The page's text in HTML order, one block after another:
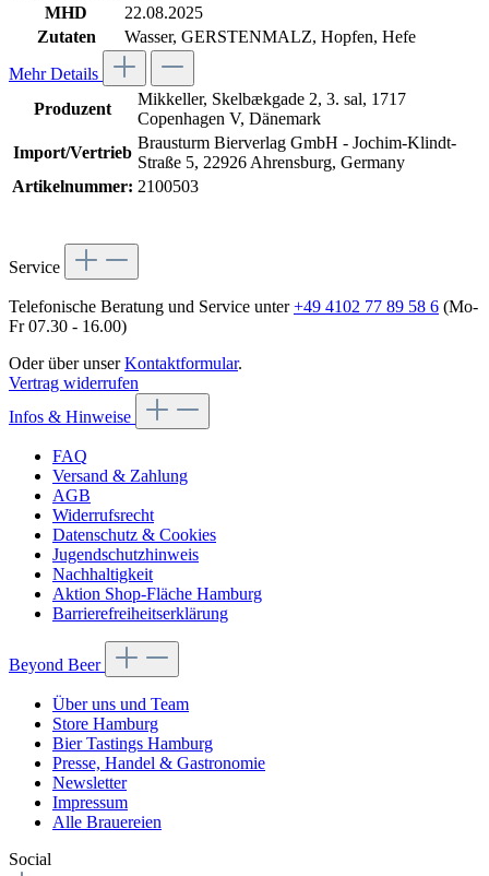
MHD
22.08.2025
Zutaten
Wasser, GERSTENMALZ, Hopfen, Hefe
Mehr Details
Produzent
Mikkeller, Skelbækgade 2, 3. sal, 1717
Copenhagen V, Dänemark
Import/Vertrieb
Brausturm Bierverlag GmbH - Jochim-Klindt-
Straße 5, 22926 Ahrensburg, Germany
Artikelnummer: 2100503
Service
Telefonische Beratung und Service unter+49 4102 77 89 58 6 (Mo-
Fr 07.30 - 16.00)
Oder über unserKontaktformular.
Vertrag widerrufen
Infos & Hinweise
FAQ
Versand & Zahlung
AGB
Widerrufsrecht
Datenschutz & Cookies
Jugendschutzhinweis
Nachhaltigkeit
Aktion Shop-Fläche Hamburg
Barrierefreiheitserklärung
Beyond Beer
Über uns und Team
Store Hamburg
Bier Tastings Hamburg
Presse, Handel & Gastronomie
Newsletter
Impressum
Alle Brauereien
Social